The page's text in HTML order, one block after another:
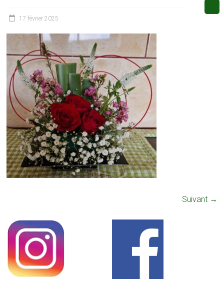
17 février 2025
Suivant →